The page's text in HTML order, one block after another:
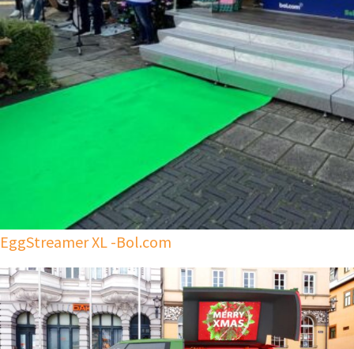
EggStreamer XL -Bol.com